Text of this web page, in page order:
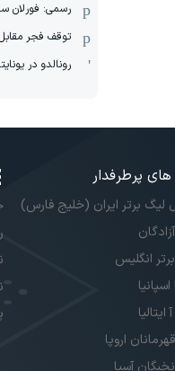
رسمی: فورلان
توقف فجر
رونالدو در
پرطرفدار
لیگ برتر ایران (خلیج فارس)
انگلیس
اسپانیا
اروپا
آسیا